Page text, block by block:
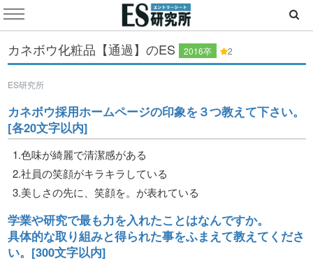
カネボウ化粧品【通過】のES 2016卒 2
ES研究所
カネボウ採用ホームページの印象を３つ教えて下さい。
[各20文字以内]
1.色味が綺麗で清潔感がある
2.社員の笑顔がキラキラしている
3.美しさの先に、笑顔を。が表れている
学業や研究で最も力を入れたことはなんですか。
具体的な取り組みと得られた事をふまえて教えてくださ
い。[300文字以内]